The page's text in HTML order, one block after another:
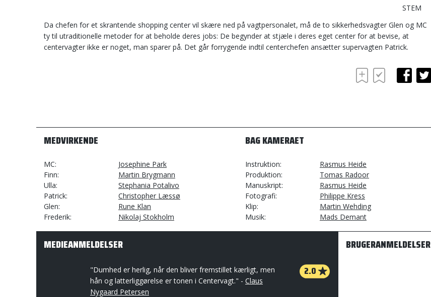
STEM
Da chefen for et skrantende shopping center vil skære ned på vagtpersonalet, må de to sikkerhedsvagter Glen og MC
ty til utraditionelle metoder for at beholde deres jobs: De begynder at stjæle i deres eget center for at bevise, at
centervagter ikke er noget, man sparer på. Det går forrygende indtil centerchefen ansætter supervagten Patrick.
MEDVIRKENDE
MC
Josephine Park
Finn
Martin Brygmann
Ulla
Stephania Potalivo
Patrick
Christopher Læssø
Glen
Rune Klan
Frederik
Nikolaj Stokholm
BAG KAMERAET
Instruktion
Rasmus Heide
Produktion
Tomas Radoor
Manuskript
Rasmus Heide
Fotografi
Philippe Kress
Klip
Martin Wehding
Musik
Mads Demant
MEDIEANMELDELSER
"Dumhed er herlig, når den bliver fremstillet kærligt, men
hån og latterliggørelse er tonen i Centervagt." - Claus
Nygaard Petersen
2.0
BRUGERANMELDELSER